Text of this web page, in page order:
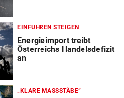
EINFUHREN STEIGEN
Energieimport treibt
Österreichs Handelsdefizit
an
„KLARE MASSSTÄBE“